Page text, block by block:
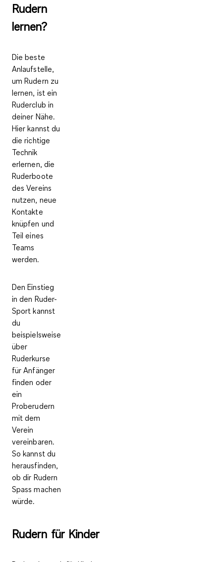
Rudern
lernen?
Die beste
Anlaufstelle,
um Rudern zu
lernen, ist ein
Ruderclub in
deiner Nähe.
Hier kannst du
die richtige
Technik
erlernen, die
Ruderboote
des Vereins
nutzen, neue
Kontakte
knüpfen und
Teil eines
Teams
werden.
Den Einstieg
in den Ruder-
Sport kannst
du
beispielsweise
über
Ruderkurse
für Anfänger
finden oder
ein
Proberudern
mit dem
Verein
vereinbaren.
So kannst du
herausfinden,
ob dir Rudern
Spass machen
würde.
Rudern für Kinder